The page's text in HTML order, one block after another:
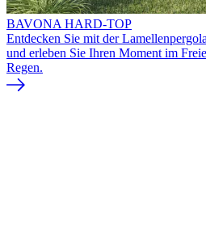
BAVONA HARD-TOP
Entdecken Sie mit der
und erleben Sie Ihren Moment im
Regen.